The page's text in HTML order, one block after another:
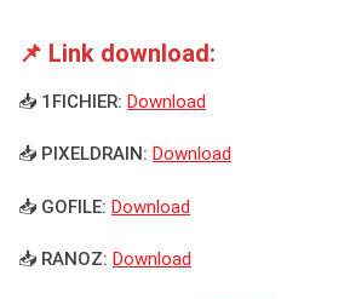
📌 Link download:
📥 1FICHIER: Download
📥 PIXELDRAIN: Download
📥 GOFILE: Download
📥 RANOZ: Download